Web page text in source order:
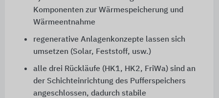
Komponenten zur Wärmespeicherung und
Wärmeentnahme
regenerative Anlagenkonzepte lassen sich
umsetzen (Solar, Feststoff, usw.)
alle drei Rückläufe (HK1, HK2, FriWa) sind an
der Schichteinrichtung des Pufferspeichers
angeschlossen, dadurch stabile